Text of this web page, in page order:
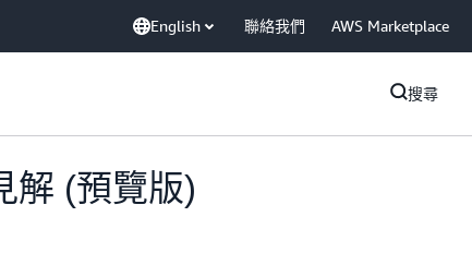
English 聯絡我們 AWS Marketplace
搜尋
解 (預覽版)